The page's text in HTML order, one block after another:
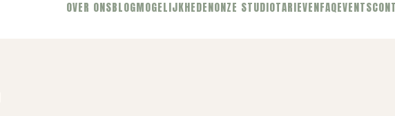
OVER ONSBLOGMOGELIJKHEDENONZE STUDIOTARIEVENFAQEVENTS